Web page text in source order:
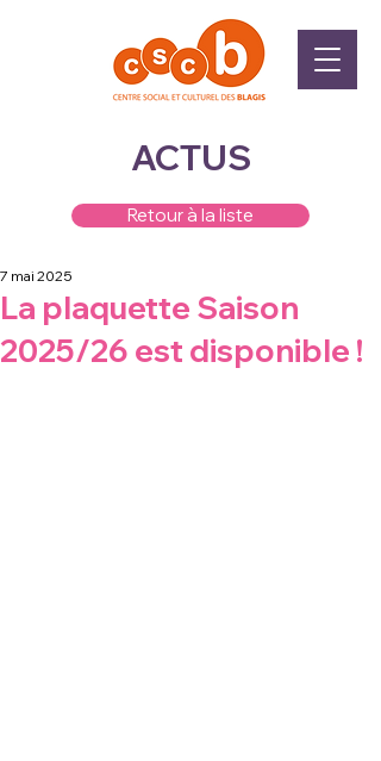
ACTUS
Retour à la liste
La plaquette Saison
2025/26 est disponible !
7 mai 2025